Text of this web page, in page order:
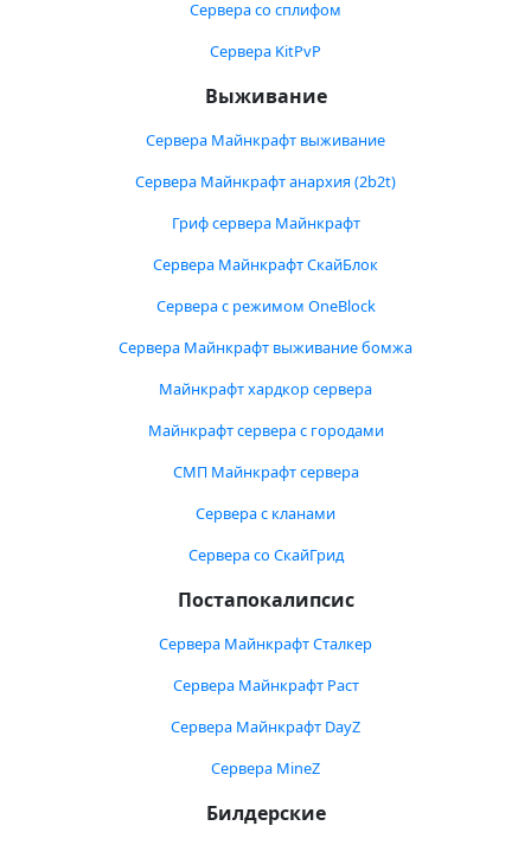
Сервера со сплифом
Сервера KitPvP
Выживание
Сервера Майнкрафт выживание
Сервера Майнкрафт анархия (2b2t)
Гриф сервера Майнкрафт
Сервера Майнкрафт СкайБлок
Сервера с режимом OneBlock
Сервера Майнкрафт выживание бомжа
Майнкрафт хардкор сервера
Майнкрафт сервера с городами
СМП Майнкрафт сервера
Сервера с кланами
Сервера со СкайГрид
Постапокалипсис
Сервера Майнкрафт Сталкер
Сервера Майнкрафт Раст
Сервера Майнкрафт DayZ
Сервера MineZ
Билдерские